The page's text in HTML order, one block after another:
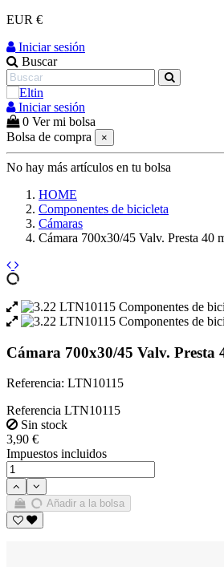
EUR €
Iniciar sesión
Buscar
Iniciar sesión
0 Ver mi bolsa
Bolsa de compra
×
No hay más artículos en tu bolsa
HOME
Componentes de bicicleta
Cámaras
Cámara 700x30/45 Valv. Presta 40
Cámara 700x30/45 Valv. Presta
Referencia: LTN10115
Referencia LTN10115
Sin stock
3,90 €
Impuestos incluidos
Añadir a la bolsa